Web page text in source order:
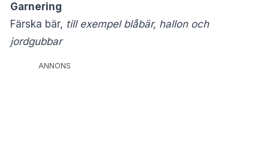
Garnering
Färska bär, till exempel blåbär, hallon och
jordgubbar
ANNONS